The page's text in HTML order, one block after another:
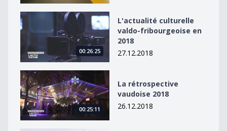
L&#039;actualité culturelle valdo-fribourgeoise en
00:26:25
L'actualité culturelle
valdo-fribourgeoise en
2018
27.12.2018
La rétrospective vaudoise 2018
00:25:11
La rétrospective
vaudoise 2018
26.12.2018